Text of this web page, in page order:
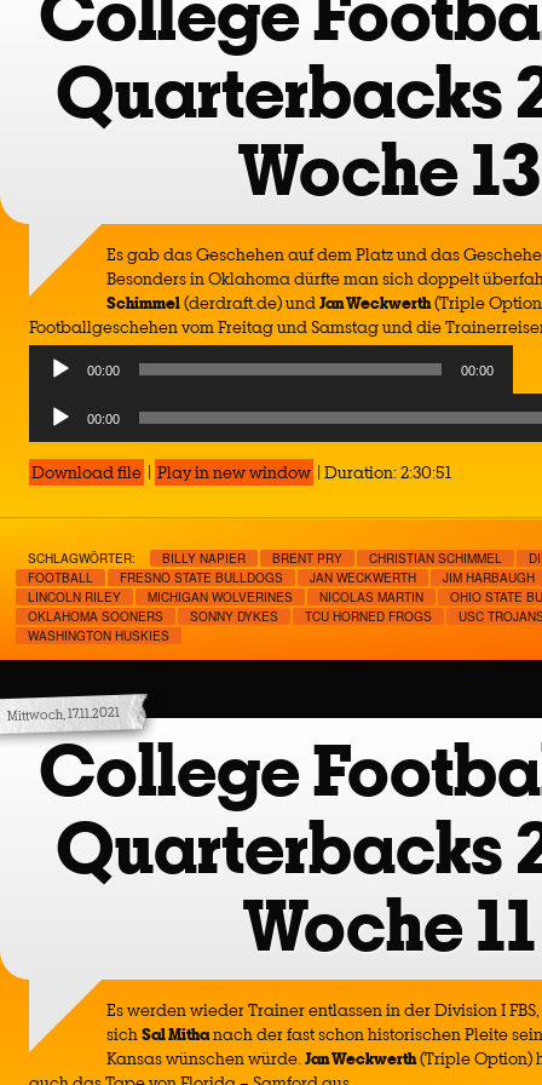
Quarterbacks
Woche 13
Es gab das Geschehen auf dem Platz und das
Besonders in Oklahoma dürfte man sich doppelt
Schimmel(derdraft.de) undJan Weckwerth(Triple
Footballgeschehen vom Freitag und Samstag und die
Audio
00:00 00:00
Audio
Player
00:00
Download file | Play in new window | Duration: 2:30:51
SCHLAGWÖRTER: BILLY NAPIER BRENT PRY CHRISTIAN SCHIMMEL
FOOTBALL
FRESNO STATE BULLDOGS JAN WECKWERTH
JIM HARBAUGH
LINCOLN RILEY
MICHIGAN WOLVERINES NICOLAS MARTIN
OHIO STATE
OKLAHOMA SOONERS
SONNY DYKES TCU HORNED FROGS
USC
WASHINGTON HUSKIES
Mittwoch, 17.11.2021
College
Quarterbacks
Woche 11
Es werden wieder Trainer entlassen in der Division I
sichSal Mithanach der fast schon historischen Pleite
Kansas wünschen würde.Jan Weckwerth(Triple Option)